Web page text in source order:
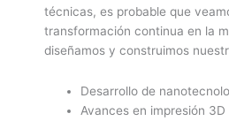
técnicas, es probable que
transformación continua en la
diseñamos y construimos
Desarrollo de
Avances en impresión 3D